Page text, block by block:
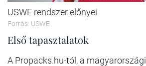
USWE rendszer előnyei
Forrás: USWE
Első tapasztalatok
A Propacks.hu-tól, a